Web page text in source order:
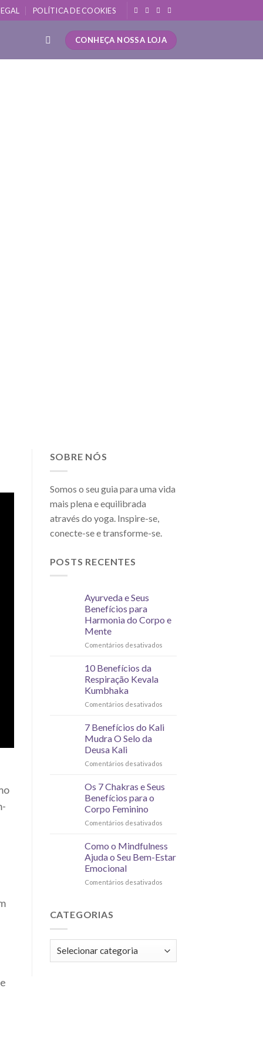
POLÍTICA DE COOKIES
CONHEÇA NOSSA LOJA
SOBRE NÓS
Somos o seu guia para uma vida
mais plena e equilibrada
através do yoga. Inspire-se,
conecte-se e transforme-se.
POSTS RECENTES
Ayurveda e Seus
Benefícios para
Harmonia do Corpo e
Mente
Comentários desativados
10 Benefícios da
Respiração Kevala
Kumbhaka
Comentários desativados
7 Benefícios do Kali
Mudra O Selo da
Deusa Kali
Comentários desativados
Os 7 Chakras e Seus
Benefícios para o
Corpo Feminino
Comentários desativados
Como o Mindfulness
Ajuda o Seu Bem-Estar
Emocional
Comentários desativados
CATEGORIAS